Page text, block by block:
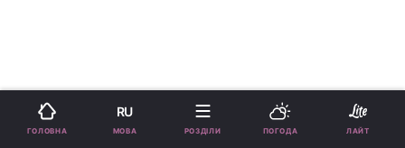
ГОЛОВНА
RU
МОВА РОЗДІЛИ ПОГОДА ЛАЙТ